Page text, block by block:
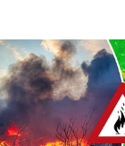
. . lunes, 3
incendios arrasan